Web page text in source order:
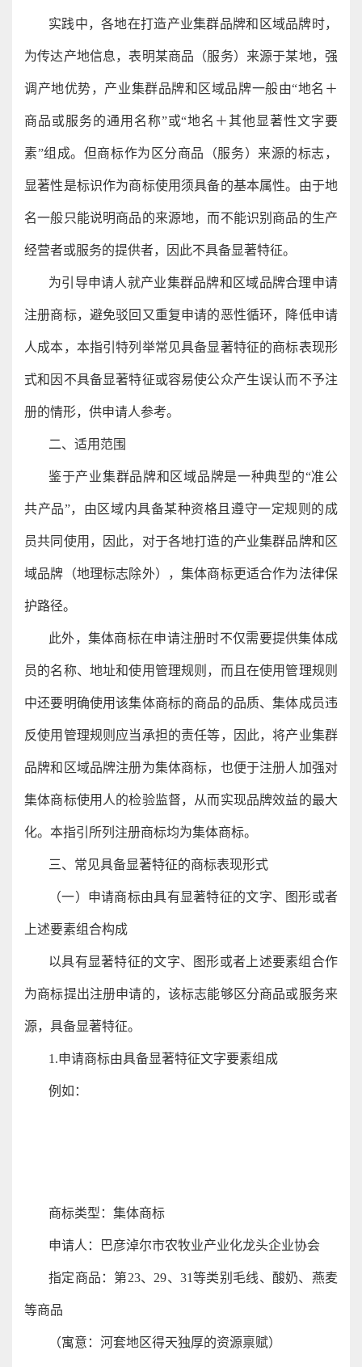
实践中，各地在打造产业集群品牌和区域品牌时，
为传达产地信息，表明某商品（服务）来源于某地，强
调产地优势，产业集群品牌和区域品牌一般由“地名＋
商品或服务的通用名称”或“地名＋其他显著性文字要
素”组成。但商标作为区分商品（服务）来源的标志，
显著性是标识作为商标使用须具备的基本属性。由于地
名一般只能说明商品的来源地，而不能识别商品的生产
经营者或服务的提供者，因此不具备显著特征。
为引导申请人就产业集群品牌和区域品牌合理申请
注册商标，避免驳回又重复申请的恶性循环，降低申请
人成本，本指引特列举常见具备显著特征的商标表现形
式和因不具备显著特征或容易使公众产生误认而不予注
册的情形，供申请人参考。
二、适用范围
鉴于产业集群品牌和区域品牌是一种典型的“准公
共产品”，由区域内具备某种资格且遵守一定规则的成
员共同使用，因此，对于各地打造的产业集群品牌和区
域品牌（地理标志除外），集体商标更适合作为法律保
护路径。
此外，集体商标在申请注册时不仅需要提供集体成
员的名称、地址和使用管理规则，而且在使用管理规则
中还要明确使用该集体商标的商品的品质、集体成员违
反使用管理规则应当承担的责任等，因此，将产业集群
品牌和区域品牌注册为集体商标，也便于注册人加强对
集体商标使用人的检验监督，从而实现品牌效益的最大
化。本指引所列注册商标均为集体商标。
三、常见具备显著特征的商标表现形式
（一）申请商标由具有显著特征的文字、图形或者
上述要素组合构成
以具有显著特征的文字、图形或者上述要素组合作
为商标提出注册申请的，该标志能够区分商品或服务来
源，具备显著特征。
1.申请商标由具备显著特征文字要素组成
例如：
商标类型：集体商标
申请人：巴彦淖尔市农牧业产业化龙头企业协会
指定商品：第23、29、31等类别毛线、酸奶、燕麦
等商品
（寓意：河套地区得天独厚的资源禀赋）